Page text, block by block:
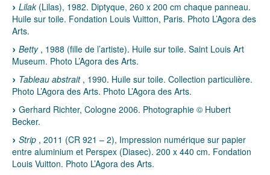
Lilak(Lilas), 1982. Diptyque, 260 x 200 cm chaque panneau.
Huile sur toile. Fondation Louis Vuitton, Paris. Photo L’Agora des
Arts.
Betty, 1988 (fille de l’artiste). Huile sur toile. Saint Louis Art
Museum. Photo L’Agora des Arts.
Tableau abstrait, 1990. Huile sur toile. Collection particulière.
Photo L’Agora des Arts. Photo L’Agora des Arts.
Gerhard Richter, Cologne 2006. Photographie © Hubert
Becker.
Strip , 2011 (CR 921 – 2), Impression numérique sur papier
entre aluminium et Perspex (Diasec). 200 x 440 cm. Fondation
Louis Vuitton. Photo L’Agora des Arts.